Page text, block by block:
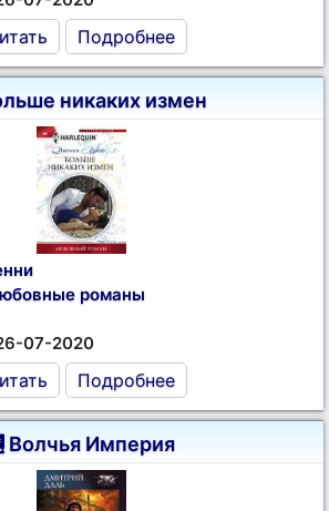
Подробнее
никаких измен
романы
07-2020
Подробнее
Волчья Империя